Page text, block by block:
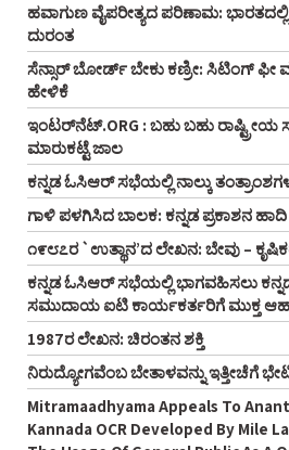
ಹವಾಗುಣ ವೈಪರೀತ್ಯದ ಪರಿಣಾಮ:
ದುರಂತ
ಸೆನ್ಸಾರ್‌ ಬೋರ್ಡ್ ಬೇಕು ಕಣ್ರೀ: ಸಿಟಿಂಗ್‌ ಫೀ
ಹೇಳಿಕೆ
ಇಂಟರ್‌ನೆಟ್‌.ORG : ಬಹು ಬಹು ರಾಷ್ಟ್ರೀಯ
ಮಾರುಕಟ್ಟೆ ಜಾಲ
ಕನ್ನಡ ಓಸಿಆರ್‌ ಸಭೆಯಲ್ಲಿ ನಾಲ್ಕು ತಂತ್ರಾಂಶಗಳ
ಗಾಳಿ ಪಳಗಿಸಿದ ಬಾಲಕ: ಕನ್ನಡ ಪ್ರಕಾಶನ
೧೯೮೭ರ `ಉತ್ಥಾನ’ದ ಲೇಖನ: ಬೇವು – ಕೃಷಿಕರ
ಕನ್ನಡ ಓಸಿಆರ್‌ ಸಭೆಯಲ್ಲಿ ಭಾಗವಹಿಸಲು ಕನ್ನಡ
ಸಮುದಾಯ ಐಟಿ ಕಾರ್ಯಕರ್ತರಿಗೆ ಮುಕ್ತ
1987ರ ಲೇಖನ: ಚಿರಂತನ ಶಕ್ತಿ
ನಿರುದ್ಯೋಗವೆಂಬ ಬೇತಾಳವನ್ನು ಇತ್ತೀಚೆಗೆ
Mitramaadhyama Appeals To
Kannada OCR Developed By Mile